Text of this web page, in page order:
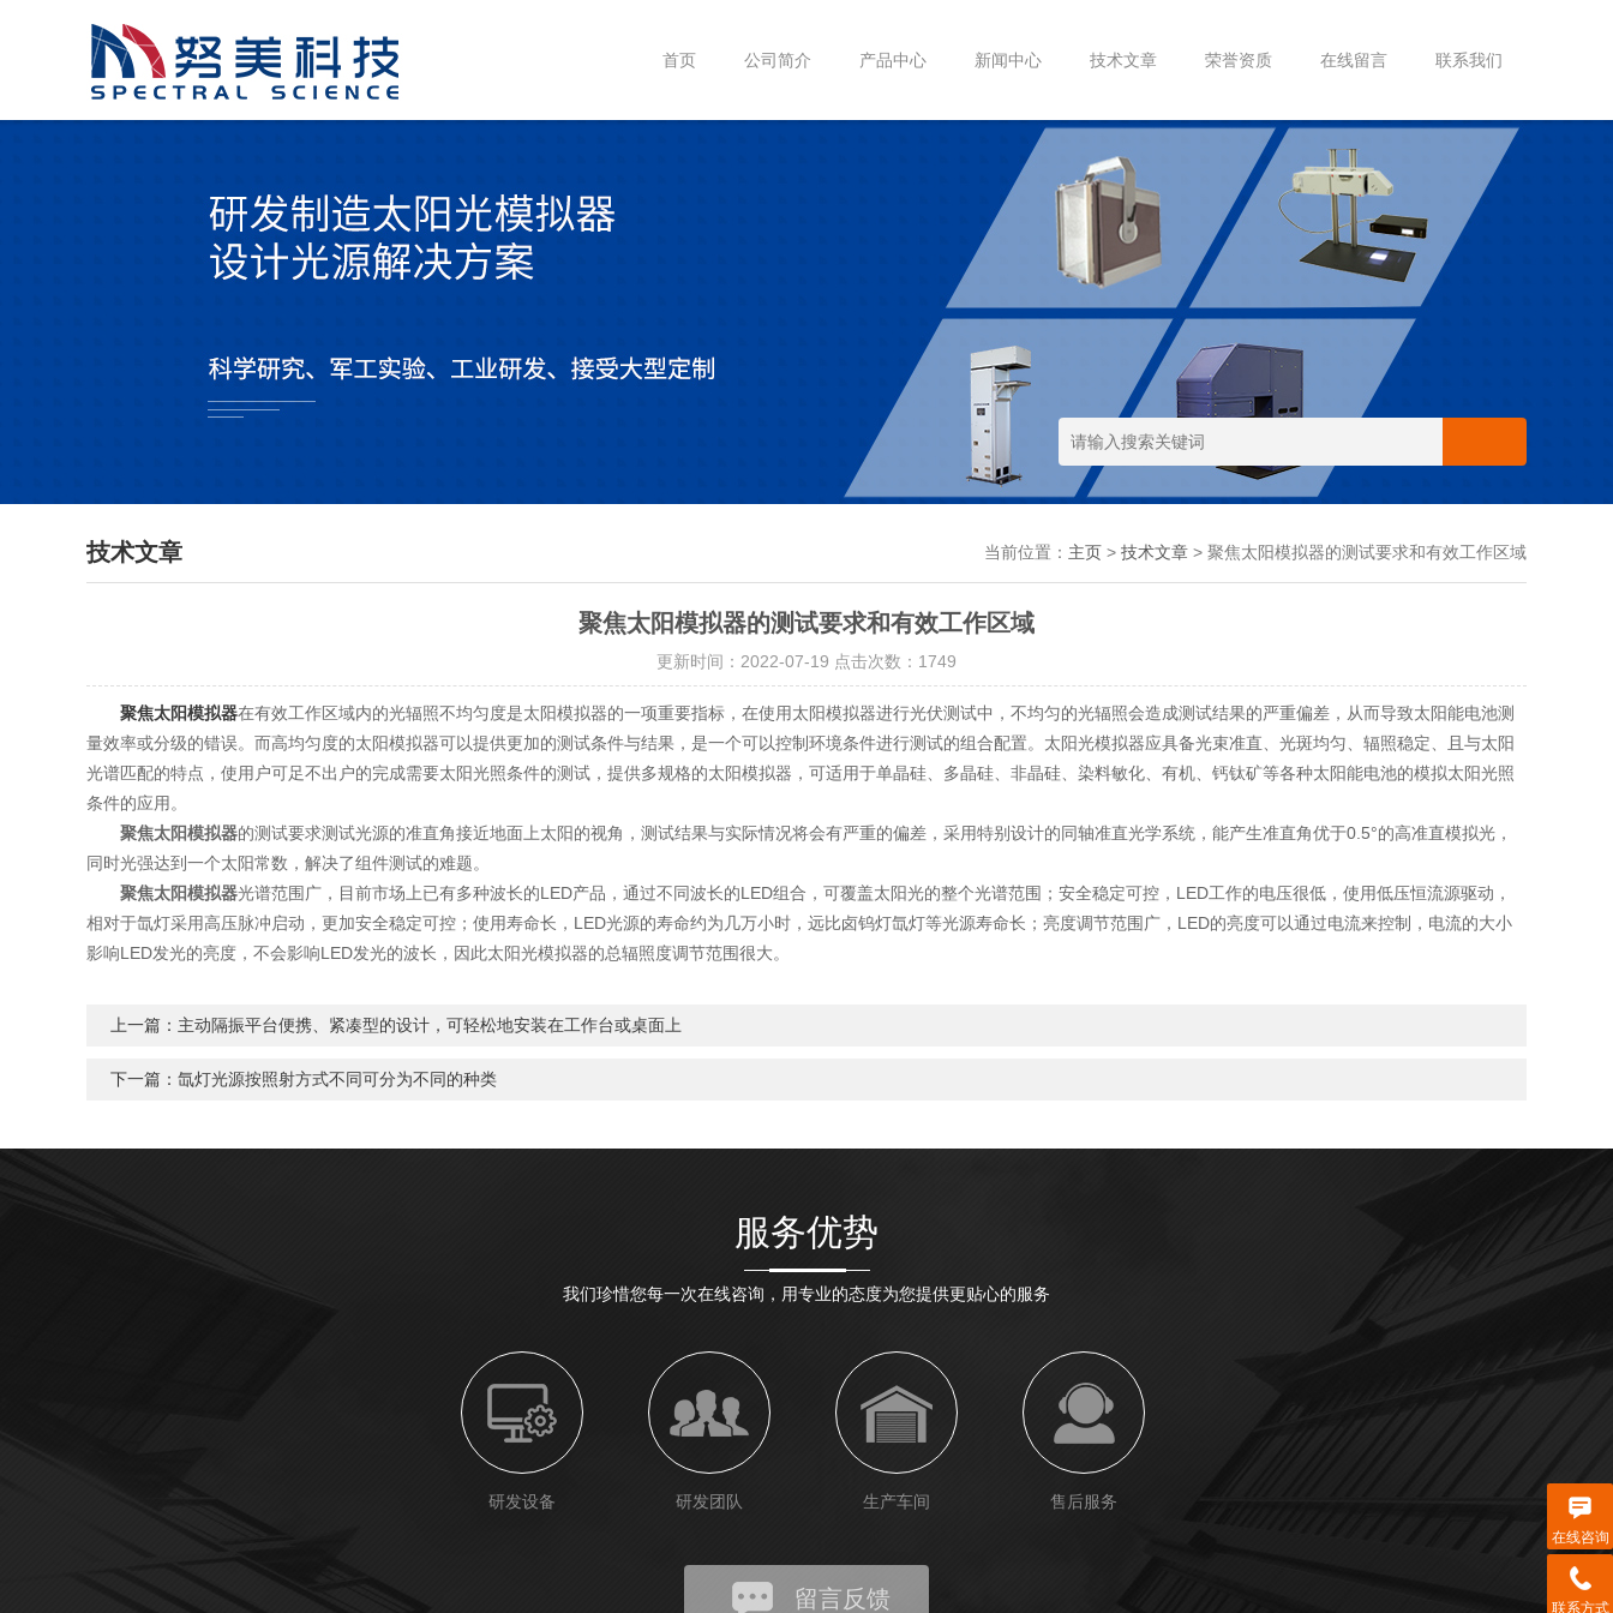
首页 公司简介 产品中心 新闻中心 技术文章 荣誉资质 在线留言 联系我们
技术文章 当前位置： 主页 > 技术文章 > 聚焦太阳模拟器的测试要求和有效工作区域
聚焦太阳模拟器的测试要求和有效工作区域
更新时间：2022-07-19 点击次数：1749
聚焦太阳模拟器在有效工作区域内的光辐照不均匀度是太阳模拟器的一项重要指标，在使用太阳模拟器进行光伏测试中，不均匀的光辐照会造成测试结果的严重偏差，从而导致太阳能电池测
量效率或分级的错误。而高均匀度的太阳模拟器可以提供更加的测试条件与结果，是一个可以控制环境条件进行测试的组合配置。太阳光模拟器应具备光束准直、光斑均匀、辐照稳定、且与太阳
光谱匹配的特点，使用户可足不出户的完成需要太阳光照条件的测试，提供多规格的太阳模拟器，可适用于单晶硅、多晶硅、非晶硅、染料敏化、有机、钙钛矿等各种太阳能电池的模拟太阳光照
条件的应用。
聚焦太阳模拟器的测试要求测试光源的准直角接近地面上太阳的视角，测试结果与实际情况将会有严重的偏差，采用特别设计的同轴准直光学系统，能产生准直角优于0.5°的高准直模拟光，
同时光强达到一个太阳常数，解决了组件测试的难题。
聚焦太阳模拟器光谱范围广，目前市场上已有多种波长的LED产品，通过不同波长的LED组合，可覆盖太阳光的整个光谱范围；安全稳定可控，LED工作的电压很低，使用低压恒流源驱动，
相对于氙灯采用高压脉冲启动，更加安全稳定可控；使用寿命长，LED光源的寿命约为几万小时，远比卤钨灯氙灯等光源寿命长；亮度调节范围广，LED的亮度可以通过电流来控制，电流的大小
影响LED发光的亮度，不会影响LED发光的波长，因此太阳光模拟器的总辐照度调节范围很大。
上一篇： 主动隔振平台便携、紧凑型的设计，可轻松地安装在工作台或桌面上
下一篇： 氙灯光源按照射方式不同可分为不同的种类
服务优势
我们珍惜您每一次在线咨询，用专业的态度为您提供更贴心的服务
研发设备 研发团队 生产车间 售后服务
留言反馈
在线咨询
联系方式